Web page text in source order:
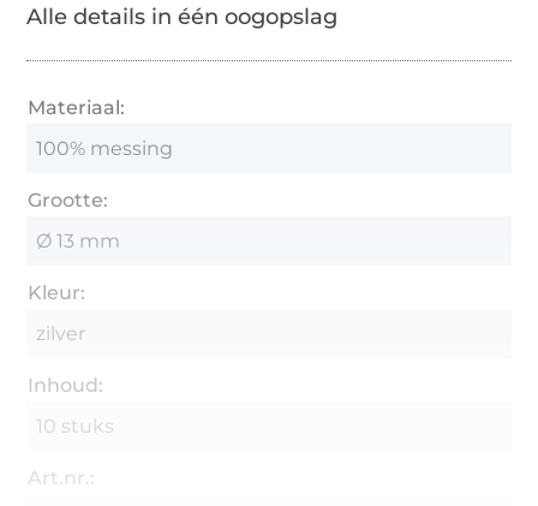
Alle details in één oogopslag
Materiaal:
100% messing
Grootte:
Ø 13 mm
Kleur:
zilver
Inhoud:
10 stuks
Art.nr.: